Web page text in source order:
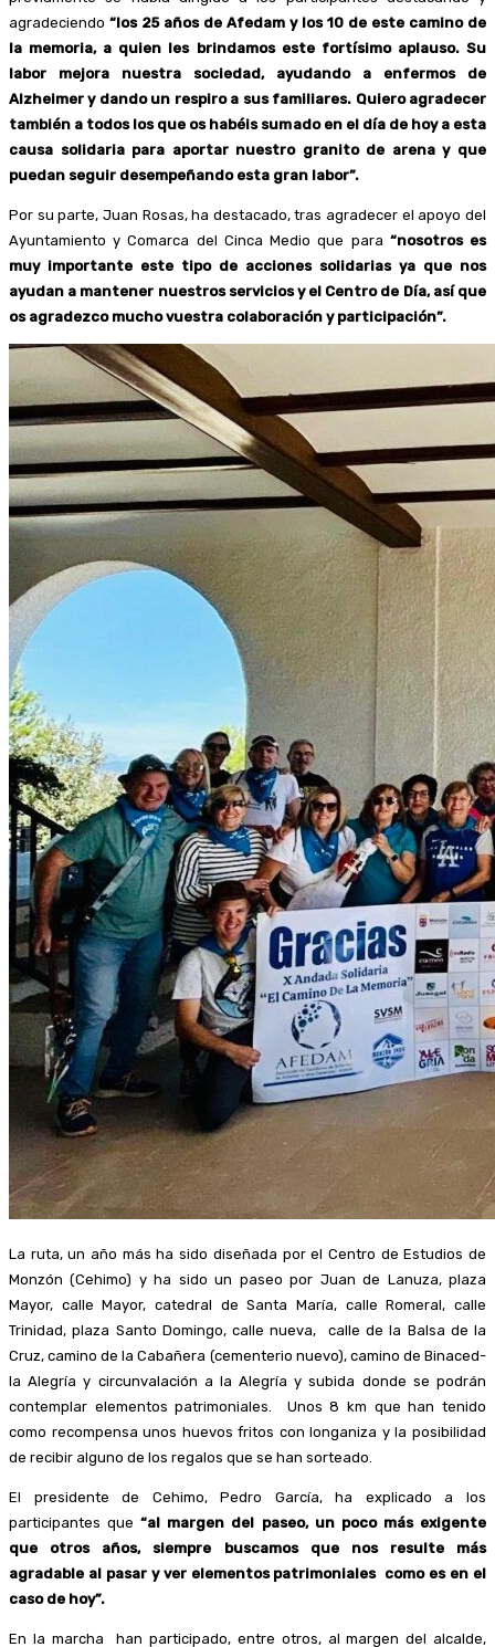
agradeciendo “los 25 años de Afedam y los 10 de este camino de
la memoria, a quien les brindamos este fortísimo aplauso. Su
labor mejora nuestra sociedad, ayudando a enfermos de
Alzheimer y dando un respiro a sus familiares. Quiero agradecer
también a todos los que os habéis sumado en el día de hoy a esta
causa solidaria para aportar nuestro granito de arena y que
puedan seguir desempeñando esta gran labor”.
Por su parte, Juan Rosas, ha destacado, tras agradecer el apoyo del
Ayuntamiento y Comarca del Cinca Medio que para “nosotros es
muy importante este tipo de acciones solidarias ya que nos
ayudan a mantener nuestros servicios y el Centro de Día, así que
os agradezco mucho vuestra colaboración y participación”.
La ruta, un año más ha sido diseñada por el Centro de Estudios de
Monzón (Cehimo) y ha sido un paseo por Juan de Lanuza, plaza
Mayor, calle Mayor, catedral de Santa María, calle Romeral, calle
Trinidad, plaza Santo Domingo, calle nueva, calle de la Balsa de la
Cruz, camino de la Cabañera (cementerio nuevo), camino de Binaced-
la Alegría y circunvalación a la Alegría y subida donde se podrán
contemplar elementos patrimoniales. Unos 8 km que han tenido
como recompensa unos huevos fritos con longaniza y la posibilidad
de recibir alguno de los regalos que se han sorteado.
El presidente de Cehimo, Pedro García, ha explicado a los
participantes que“al margen del paseo, un poco más exigente
que otros años, siempre buscamos que nos resulte más
agradable al pasar y ver elementos patrimoniales como es en el
caso de hoy”.
En la marcha han participado, entre otros, al margen del alcalde,